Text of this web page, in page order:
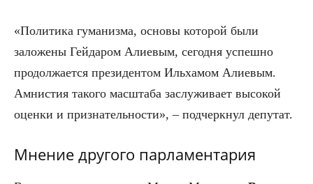
«Политика гуманизма, основы которой были
заложены Гейдаром Алиевым, сегодня успешно
продолжается президентом Ильхамом Алиевым.
Амнистия такого масштаба заслуживает высокой
оценки и признательности», – подчеркнул депутат.
Мнение другого парламентария